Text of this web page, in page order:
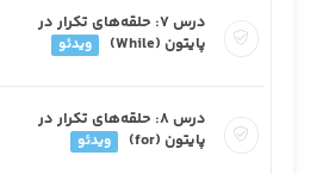
درس ۷: حلقه‌های تکرار در
پایتون (While)
ویدئو
درس ۸: حلقه‌های تکرار در
پایتون (for)
ویدئو